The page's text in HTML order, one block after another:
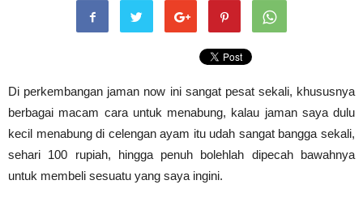
Di perkembangan jaman now ini sangat pesat sekali, khususnya
berbagai macam cara untuk menabung, kalau jaman saya dulu
kecil menabung di celengan ayam itu udah sangat bangga sekali,
sehari 100 rupiah, hingga penuh bolehlah dipecah bawahnya
untuk membeli sesuatu yang saya ingini.